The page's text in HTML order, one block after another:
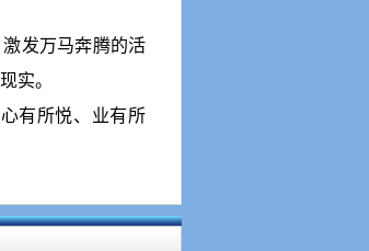
发万马奔腾的活
实。
有所悦、业有所